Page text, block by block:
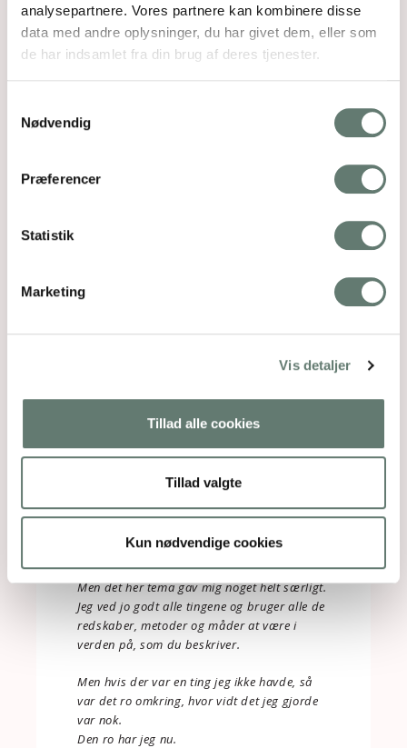
analysepartnere. Vores partnere kan kombinere disse
data med andre oplysninger, du har givet dem, eller som
de har indsamlet fra din brug af deres tjenester.
Nødvendig
Præferencer
Statistik
Marketing
Vis detaljer
Tillad alle cookies
Tillad valgte
Kun nødvendige cookies
Sagt om guiden
“Du laver og skriver så mange dejlige ting.
Men det her tema gav mig noget helt særligt.
Jeg ved jo godt alle tingene og bruger alle de
redskaber, metoder og måder at være i
verden på, som du beskriver.
Men hvis der var en ting jeg ikke havde, så
var det ro omkring, hvor vidt det jeg gjorde
var nok.
Den ro har jeg nu.